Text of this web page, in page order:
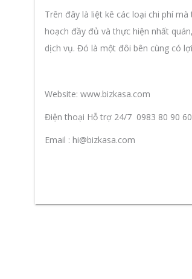
Trên đây là liệt kê các loại chi phí
hoạch đầy đủ và thực hiện nhất
dịch vụ. Đó là một đôi bên cùng có
Website: www.bizkasa.com
Điện thoại Hỗ trợ 24/7 0983 80 90 60
Email : hi@bizkasa.com